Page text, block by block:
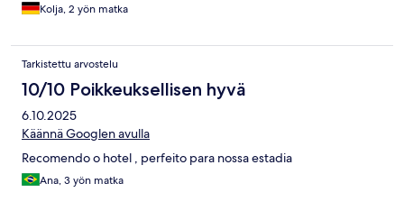
Kolja, 2 yön matka
Tarkistettu arvostelu
10/10 Poikkeuksellisen hyvä
6.10.2025
Käännä Googlen avulla
Recomendo o hotel , perfeito para nossa estadia
Ana, 3 yön matka